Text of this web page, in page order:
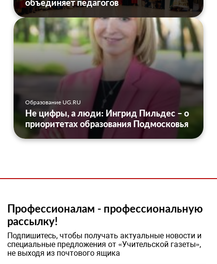
объединяет педагогов
Образование UG.RU
Не цифры, а люди: Ингрид Пильдес – о
приоритетах образования Подмосковья
Профессионалам - профессиональную
рассылку!
Подпишитесь, чтобы получать актуальные новости и
специальные предложения от «Учительской газеты»,
не выходя из почтового ящика